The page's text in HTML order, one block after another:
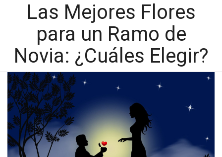
Las Mejores Flores
para un Ramo de
Novia: ¿Cuáles Elegir?